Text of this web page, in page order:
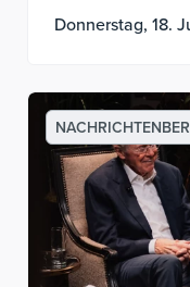
man ein
Donnerstag, 18.